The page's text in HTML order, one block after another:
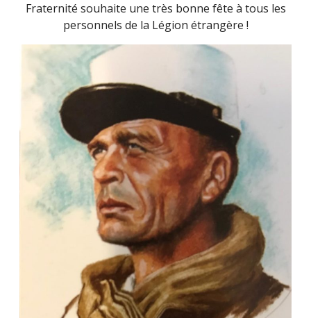
Fraternité souhaite une très bonne fête à tous les
personnels de la Légion étrangère !